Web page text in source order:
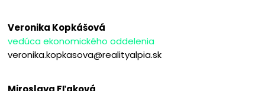
Veronika Kopkášová
vedúca ekonomického oddelenia
veronika.kopkasova@realityalpia.sk